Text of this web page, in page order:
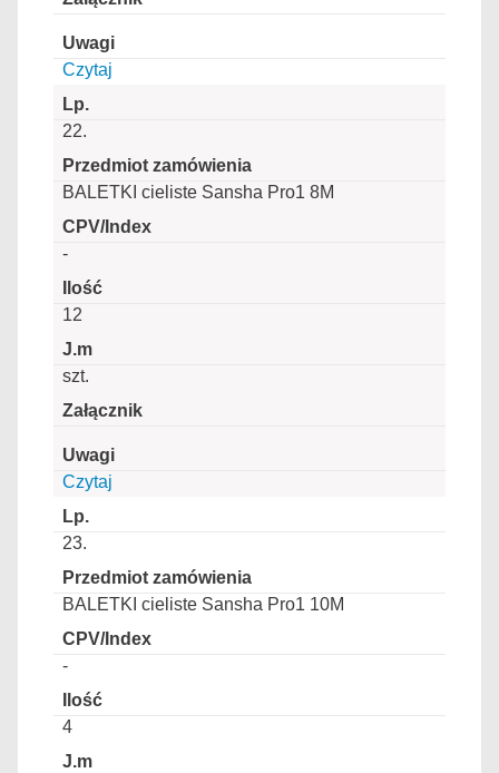
Czytaj
22.
BALETKI cieliste Sansha Pro1 8M
-
12
szt.
Czytaj
23.
BALETKI cieliste Sansha Pro1 10M
-
4